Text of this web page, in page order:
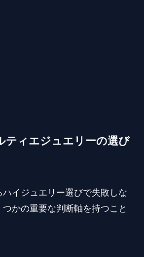
ティエジュエリーの選び
イジュエリー選びで失敗しな
かの重要な判断軸を持つこと